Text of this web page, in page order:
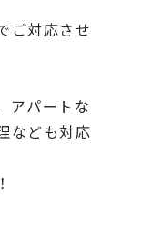
ご対応させ
アパートな
なども対応